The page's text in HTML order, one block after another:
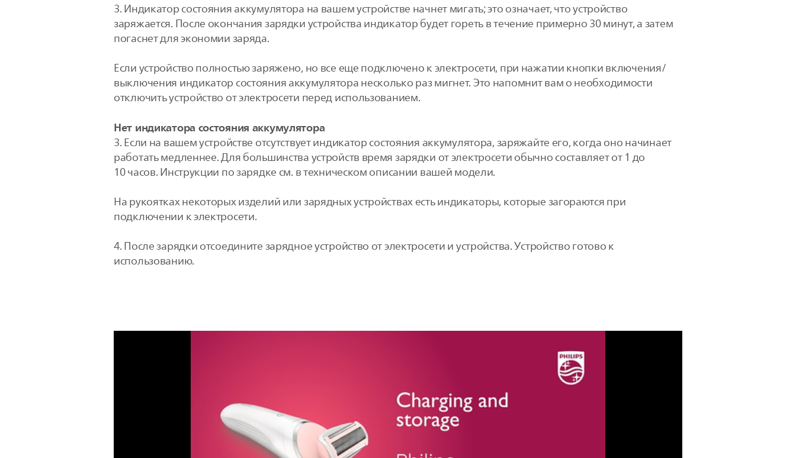
3. Индикатор состояния аккумулятора на вашем устройстве начнет мигать; это означает, что устройство
заряжается. После окончания зарядки устройства индикатор будет гореть в течение примерно 30 минут, а затем
погаснет для экономии заряда.
Если устройство полностью заряжено, но все еще подключено к электросети, при нажатии кнопки включения/
выключения индикатор состояния аккумулятора несколько раз мигнет. Это напомнит вам о необходимости
отключить устройство от электросети перед использованием.
Нет индикатора состояния аккумулятора
3. Если на вашем устройстве отсутствует индикатор состояния аккумулятора, заряжайте его, когда оно начинает
работать медленнее. Для большинства устройств время зарядки от электросети обычно составляет от 1 до
10 часов. Инструкции по зарядке см. в техническом описании вашей модели.
На рукоятках некоторых изделий или зарядных устройствах есть индикаторы, которые загораются при
подключении к электросети.
4. После зарядки отсоедините зарядное устройство от электросети и устройства. Устройство готово к
использованию.